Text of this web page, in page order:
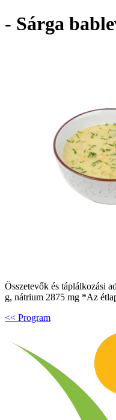
- Sárga
Összetevők és táplálkozási
g, nátrium 2875 mg *Az
<< Program